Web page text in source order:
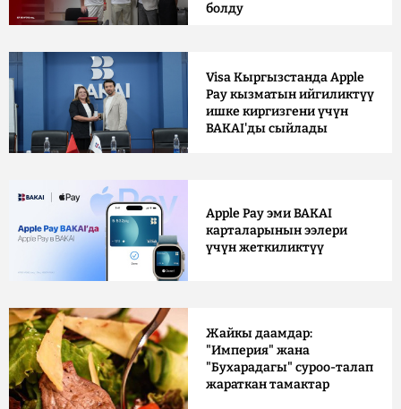
болду
Visa Кыргызстанда Apple
Pay кызматын ийгиликтүү
ишке киргизгени үчүн
BAKAI'ды сыйлады
Apple Pay эми BAKAI
карталарынын ээлери
үчүн жеткиликтүү
Жайкы даамдар:
"Империя" жана
"Бухарадагы" суроо-талап
жараткан тамактар